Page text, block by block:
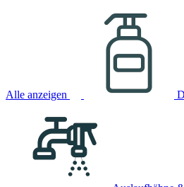
Alle anzeigen